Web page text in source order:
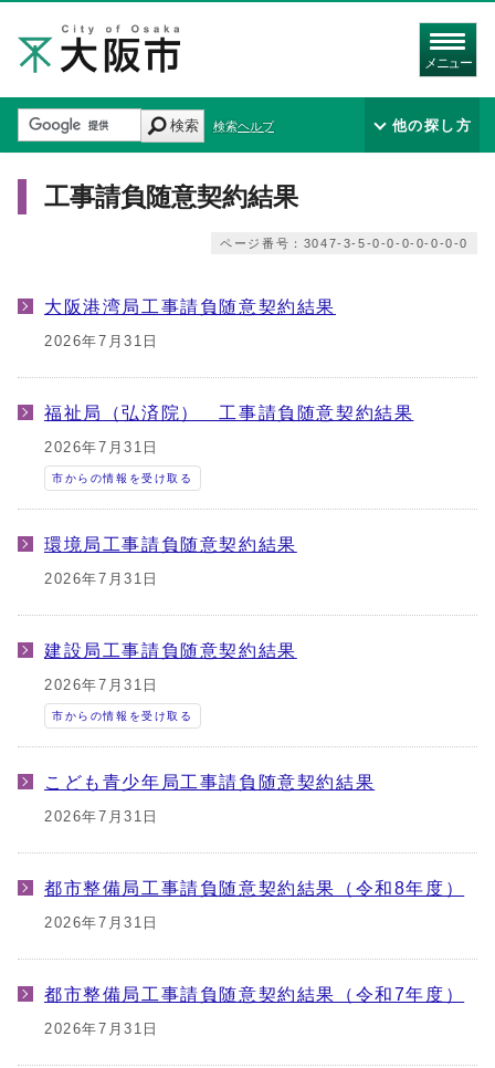
メニュー
検索 検索ヘルプ 他の探し方
工事請負随意契約結果
ページ番号：3047-3-5-0-0-0-0-0-0-0
大阪港湾局工事請負随意契約結果
2026年7月31日
福祉局（弘済院） 工事請負随意契約結果
2026年7月31日
市からの情報を受け取る
環境局工事請負随意契約結果
2026年7月31日
建設局工事請負随意契約結果
2026年7月31日
市からの情報を受け取る
こども青少年局工事請負随意契約結果
2026年7月31日
都市整備局工事請負随意契約結果（令和8年度）
2026年7月31日
都市整備局工事請負随意契約結果（令和7年度）
2026年7月31日